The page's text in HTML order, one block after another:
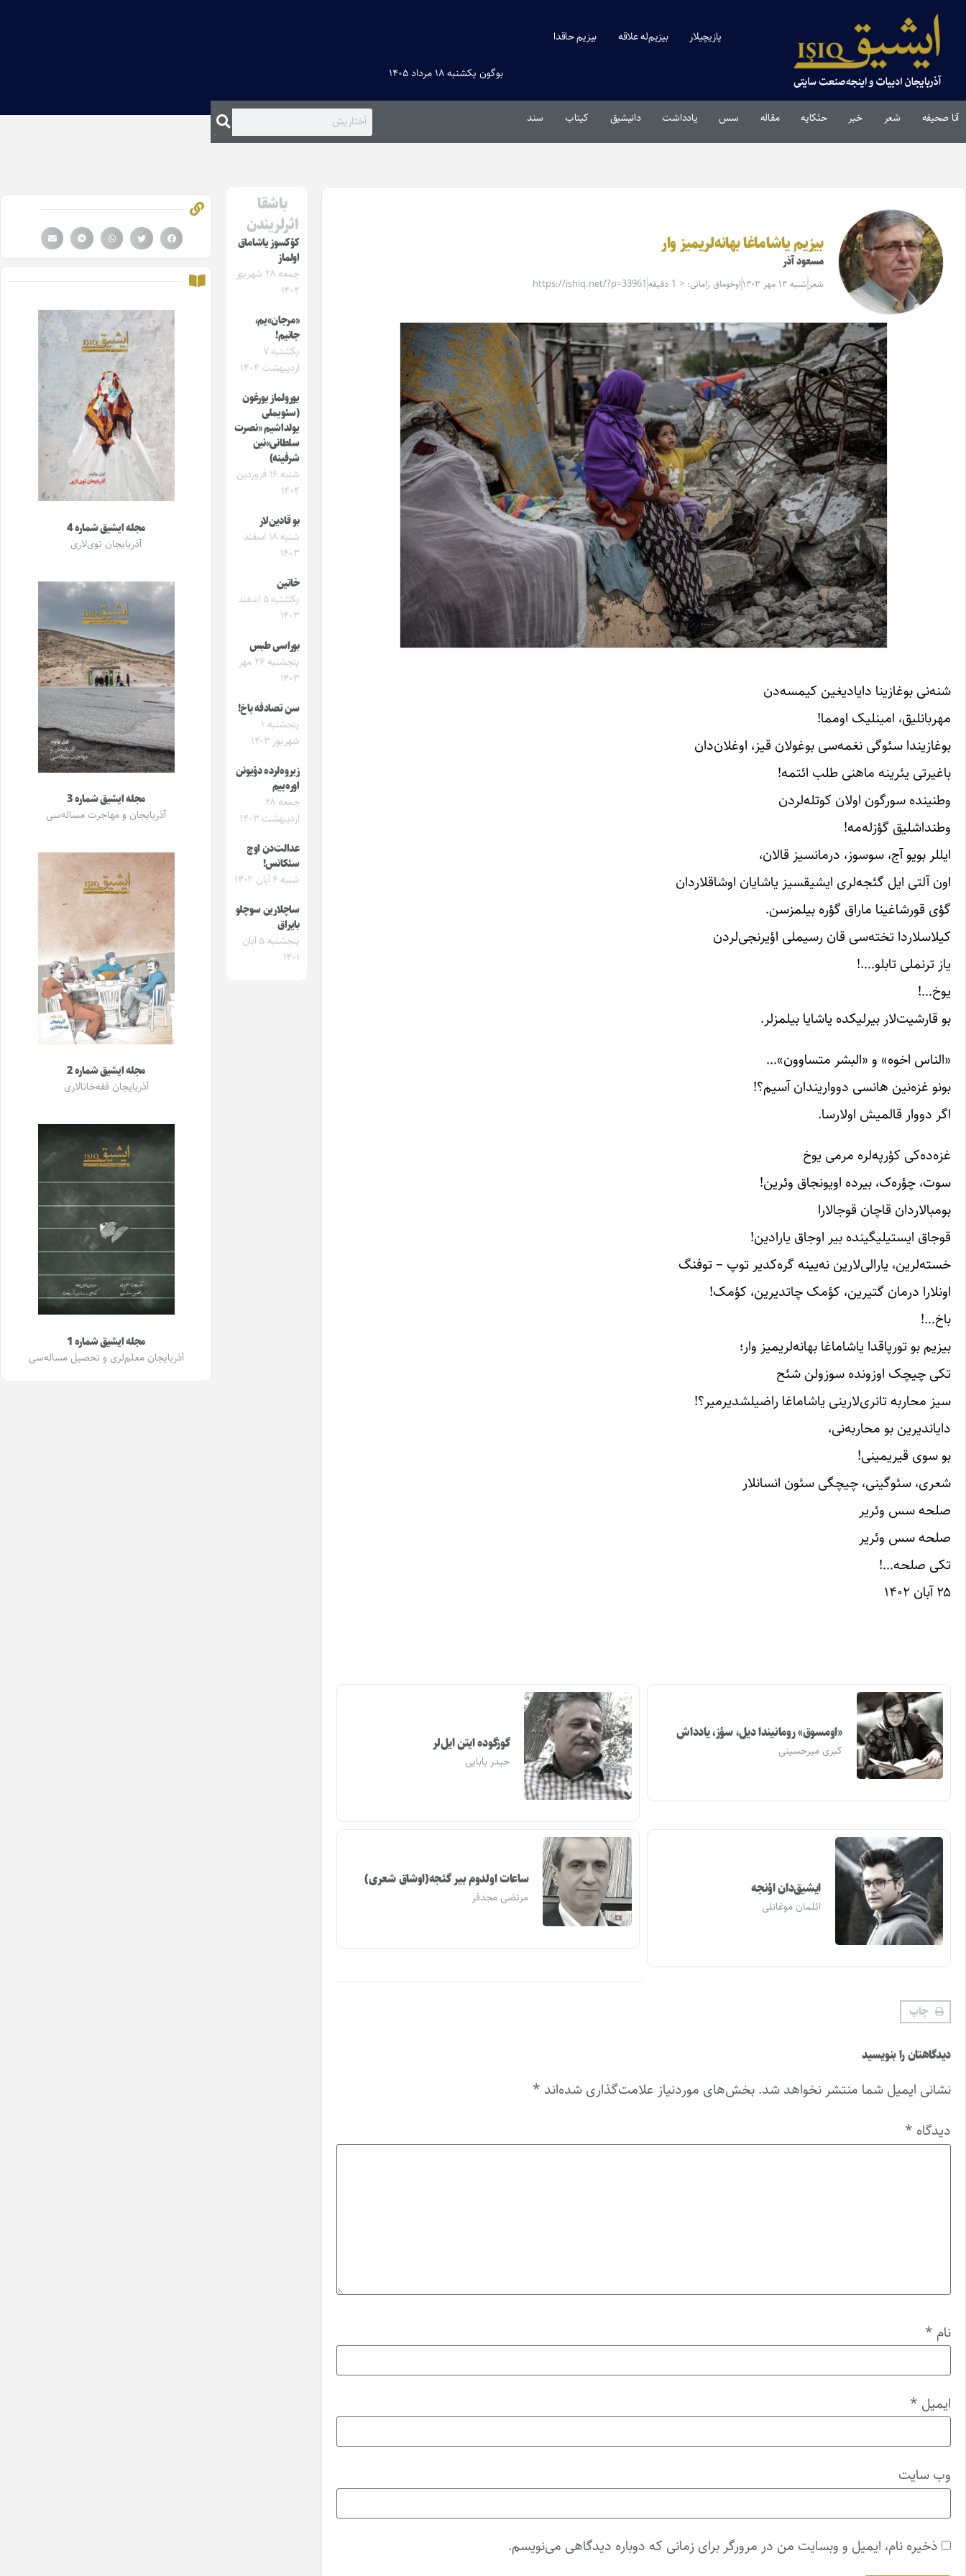
یازیچیلار بیزیم‌له علاقه بیزیم حاقدا
بوگون یکشنبه ۱۸ مرداد ۱۴۰۵
آنا صحیفه شعر خبر حئکایه مقاله‌ سس یادداشت دانیشیق کیتاب سند
بیزیم یاشاماغا بهانه‌لریمیز وار
مسعود آذر
شعر شنبه ۱۴ مهر ۱۴۰۳ اوخوماق زامانی: < 1 دقیقه https://ishiq.net/?p=33961
شنه‌نی بوغازینا دایادیغین کیمسه‌دن
مهربانلیق، امینلیک اومما!
بوغازیندا سئوگی نغمه‌سی بوغولان قیز، اوغلان‌دان
باغیرتی یئرینه ماهنی طلب ائتمه!
وطنینده سورگون اولان کوتله‌لردن
وطنداشلیق گؤزله‌مه!
ایللر بویو آج، سوسوز، درمانسیز قالان،
اون آلتی ایل گئجه‌لری ایشیقسیز یاشایان اوشاقلاردان
گؤی قورشاغینا ماراق گؤره بیلمزسن.
کیلاسلاردا تخته‌سی قان رسیملی اؤیرنجی‌لردن
یاز ترنملی تابلو….!
یوخ…!
بو قارشیت‌لار بیرلیکده یاشایا بیلمزلر.
«الناس اخوه» و «البشر متساوون»…
بونو غزه‌نین هانسی دوواریندان آسیم؟!
اگر دووار قالمیش اولارسا.
غزه‌ده‌کی کؤرپه‌لره مرمی یوخ
سوت، چؤره‌ک، بیرده اویونجاق وئرین!
بومبالاردان قاچان قوجالارا
قوجاق ایستیلیگینده بیر اوجاق یارادین!
خسته‌لرین، یارالی‌لارین نه‌یینه گره‌کدیر توپ – توفنگ
اونلارا درمان گتیرین، کؤمک چاتدیرین، کؤمک!
باخ…!
بیزیم بو تورپاقدا یاشاماغا بهانه‌لریمیز وار؛
تکی چیچک اوزونده سوزولن شئح
سیز محاربه تانری‌لارینی یاشاماغا راضیلشدیرمیر؟!
دایاندیرین بو محاربه‌نی،
بو سوی قیریمینی!
شعری، سئوگینی، چیچگی سئون انسانلار
صلحه سس وئریر
صلحه سس وئریر
تکی صلحه…!
۲۵ آبان ۱۴۰۲
«اومسوق» رومانیندا دیل، سؤز، یادداش
کبری میرحسینی گوزگوده ایتن ایل‌لر
حیدر بابایی
ایشیق‌دان اؤنجه
ائلمان موغانلی
ساعات اولدوم بیر گئجه(اوشاق شعری)
مرتضی مجدفر
چاپ
دیدگاهتان را بنویسید
نشانی ایمیل شما منتشر نخواهد شد. بخش‌های موردنیاز علامت‌گذاری شده‌اند *
دیدگاه *
نام *
ایمیل *
وب‌ سایت
ذخیره نام، ایمیل و وبسایت من در مرورگر برای زمانی که دوباره دیدگاهی می‌نویسم.
باشقا
اثرلریندن
کؤکسوز یاشاماق
اولماز
جمعه ۲۸ شهریور
۱۴۰۴
«مرجان»یم،
جانیم!
یکشنبه ۷
اردیبهشت ۱۴۰۴
یورولماز یورغون
(سئویملی
یولداشیم «نصرت
سلطانی»نین
شرفینه)
شنبه ۱۶ فروردین
۱۴۰۴
بو قادین‌لار
شنبه ۱۸ اسفند
۱۴۰۳
خاتین
یکشنبه ۵ اسفند
۱۴۰۳
بوراسی طبس
پنجشنبه ۲۶ مهر
۱۴۰۳
سن تصادفه باخ!
پنجشنبه ۱
شهریور ۱۴۰۳
زیروه‌لرده دؤیونن
اوره‌ییم
جمعه ۲۸
اردیبهشت ۱۴۰۳
عدالت‌دن اوچ
سئکانس!
شنبه ۶ آبان ۱۴۰۲
ساچلارین سوچلو
بایراق
پنجشنبه ۵ آبان
۱۴۰۱
مجله ایشیق شماره 4
آذربایجان توی‌لاری
مجله ایشیق شماره 3
آذربایجان و مهاجرت مساله‌سی
مجله ایشیق شماره 2
آذربایجان قفه‌خانالاری
مجله ایشیق شماره 1
آذربایجان معلم‌لری و تحصیل مساله‌سی